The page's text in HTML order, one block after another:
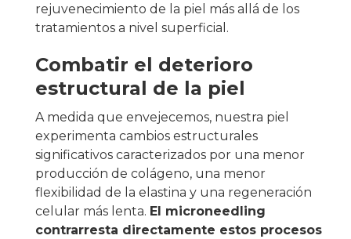
rejuvenecimiento de la piel más allá de los
tratamientos a nivel superficial.
Combatir el deterioro
estructural de la piel
A medida que envejecemos, nuestra piel
experimenta cambios estructurales
significativos caracterizados por una menor
producción de colágeno, una menor
flexibilidad de la elastina y una regeneración
celular más lenta. El microneedling
contrarresta directamente estos procesos